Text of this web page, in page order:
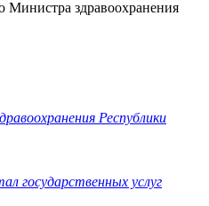
здравоохранения
Республики
государственных услуг